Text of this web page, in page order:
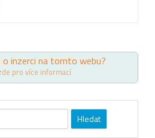
inzerci na tomto webu?
pro více informací